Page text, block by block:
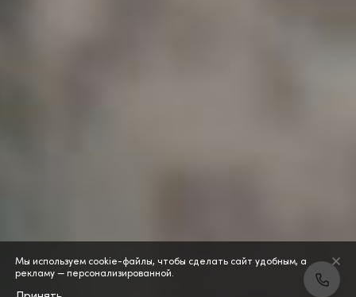
Мы используем cookie-файлы, чтобы сделать сайт удобным, а
рекламу — персонализированной.